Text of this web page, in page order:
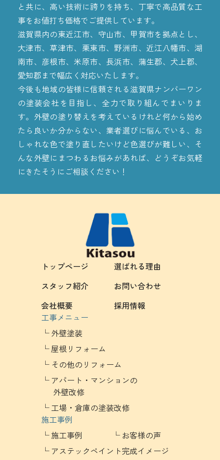
と共に、高い技術に誇りを持ち、丁寧で高品質な工
事をお値打ち価格でご提供しています。
滋賀県内の東近江市、守山市、甲賀市を拠点とし、
大津市、草津市、栗東市、野洲市、近江八幡市、湖
南市、彦根市、米原市、長浜市、蒲生郡、犬上郡、
愛知郡まで幅広く対応いたします。
今後も地域の皆様に信頼される滋賀県ナンバーワン
の塗装会社を目指し、全力で取り組んでまいりま
す。外壁の塗り替えを考えているけれど何から始め
たら良いか分からない、業者選びに悩んでいる、お
しゃれな色で塗り直したいけど色選びが難しい、そ
んな外壁にまつわるお悩みがあれば、どうぞお気軽
にきたそうにご相談ください！
トップページ
選ばれる理由
スタッフ紹介
お問い合わせ
会社概要
採用情報
工事メニュー
外壁塗装
屋根リフォーム
その他のリフォーム
アパート・マンションの
外壁改修
工場・倉庫の塗装改修
施工事例
施工事例
お客様の声
アステックペイント完成イメージ